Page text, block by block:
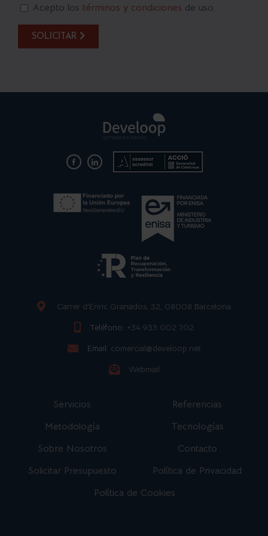
Acepto los términos y condiciones de uso.
SOLICITAR
Carrer d'Enric Granados, 32, 08008 Barcelona
Teléfono: +34 933 002 702
Email: comercial@develoop.net
Webmail
Servicios
Referencias
Metodología
Tecnologías
Sobre Nosotros
Contacto
Solicitar Presupuesto
Política de Privacidad
Política de Cookies